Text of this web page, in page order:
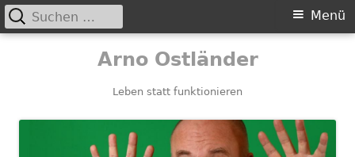
Arno Ostländer
Leben statt funktionieren
Primäres
Menü
Suchen
nach: